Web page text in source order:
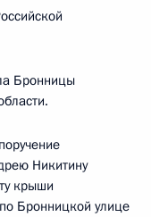
Бронницы
Никитину
крыши
Бронницкой улице